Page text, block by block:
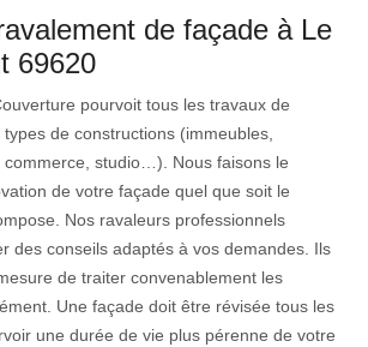
de façade à Le
69620
pourvoit tous les travaux de
de constructions (immeubles,
commerce, studio…). Nous faisons le
de votre façade quel que soit le
Nos ravaleurs professionnels
des conseils adaptés à vos demandes. Ils
de traiter convenablement les
Une façade doit être révisée tous les
une durée de vie plus pérenne de votre